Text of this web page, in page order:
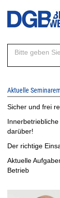
Direkt
Inhalt
Aktuelle
Sicher und frei
darüber!
Der richtige
Aktuelle
Betrieb